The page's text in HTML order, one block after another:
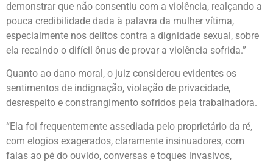
demonstrar que não consentiu com a violência, realçando a
pouca credibilidade dada à palavra da mulher vítima,
especialmente nos delitos contra a dignidade sexual, sobre
ela recaindo o difícil ônus de provar a violência sofrida.”
Quanto ao dano moral, o juiz considerou evidentes os
sentimentos de indignação, violação de privacidade,
desrespeito e constrangimento sofridos pela trabalhadora.
“Ela foi frequentemente assediada pelo proprietário da ré,
com elogios exagerados, claramente insinuadores, com
falas ao pé do ouvido, conversas e toques invasivos,